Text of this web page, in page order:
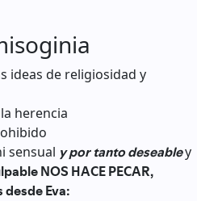
ideas de religiosidad y
herencia
sensual y por tanto deseabley
NOS HACE PECAR,
desde Eva: